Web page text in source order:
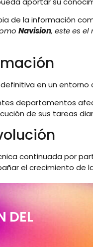
de la información
Navision, este es
en un entorno
departamentos
de sus tareas
continuada por
el crecimiento de
DEL